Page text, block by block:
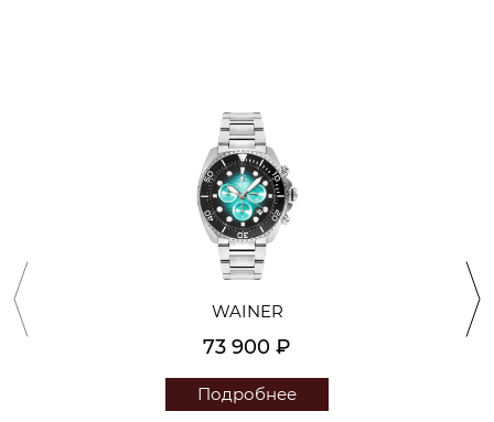
WAINER
73 900 ₽
Подробнее